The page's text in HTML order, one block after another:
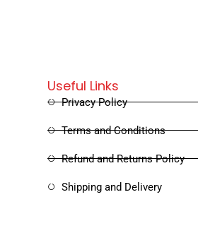
Useful Links
Privacy Policy
Terms and Conditions
Refund and Returns Policy
Shipping and Delivery